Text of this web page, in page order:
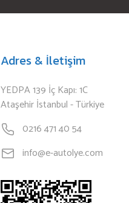
Adres & İletişim
YEDPA 139 İç Kapı: 1C
Ataşehir İstanbul - Türkiye
0216 471 40 54
info@e-autolye.com